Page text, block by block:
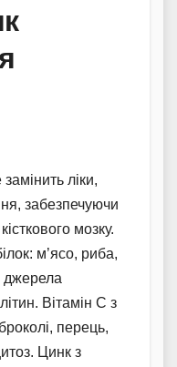
ліки,
забезпечуючи
мозку.
м’ясо, риба,
джерела
Вітамін С з
перець,
Цинк з